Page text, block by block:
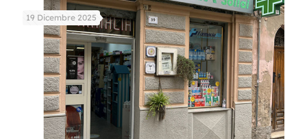
19 Dicembre 2025